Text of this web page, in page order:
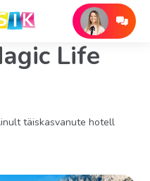
Life
täiskasvanute hotell